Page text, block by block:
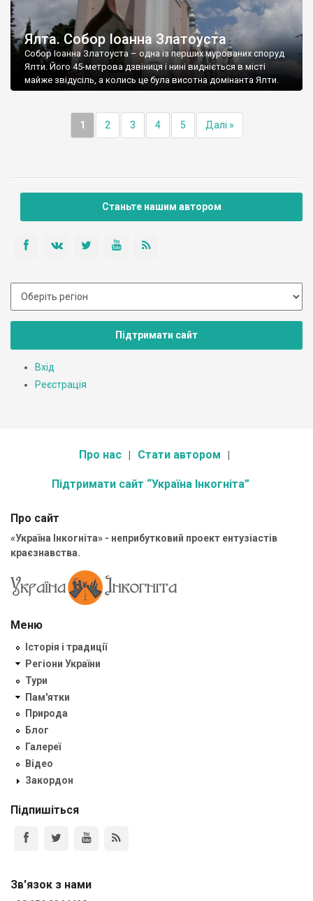
Ялта. Собор Іоанна Златоуста
Собор Іоанна Златоуста – одна із перших мурованих споруд
Ялти. Його 45-метрова дзвіниця і нині видніється в місті
майже звідусіль, а колись це була висотна домінанта Ялти.
1 2 3 4 5 Далі »
Станьте нашим автором
Підтримати сайт
Вхід
Реєстрація
Про нас Стати автором
Підтримати сайт “Україна Інкогніта”
Про сайт
«Україна Інкогніта» - неприбутковий проект ентузіастів
краєзнавства.
Меню
Історія і традиції
Регіони України
Тури
Пам'ятки
Природа
Блог
Галереї
Відео
Закордон
Підпишіться
Зв'язок з нами